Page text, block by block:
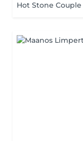
Hot Stone Couple